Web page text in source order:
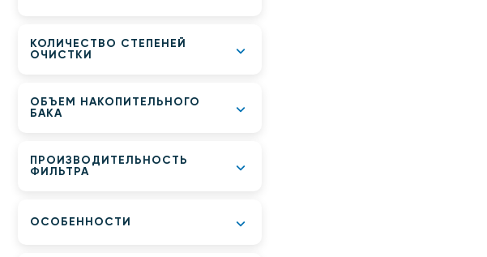
КОЛИЧЕСТВО СТЕПЕНЕЙ
ОЧИСТКИ
ОБЪЕМ НАКОПИТЕЛЬНОГО
БАКА
ПРОИЗВОДИТЕЛЬНОСТЬ
ФИЛЬТРА
ОСОБЕННОСТИ